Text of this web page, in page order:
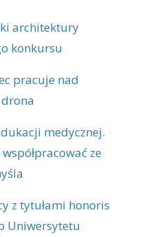
architektury
konkursu
pracuje nad
medycznej.
ze
z tytułami honoris
Uniwersytetu